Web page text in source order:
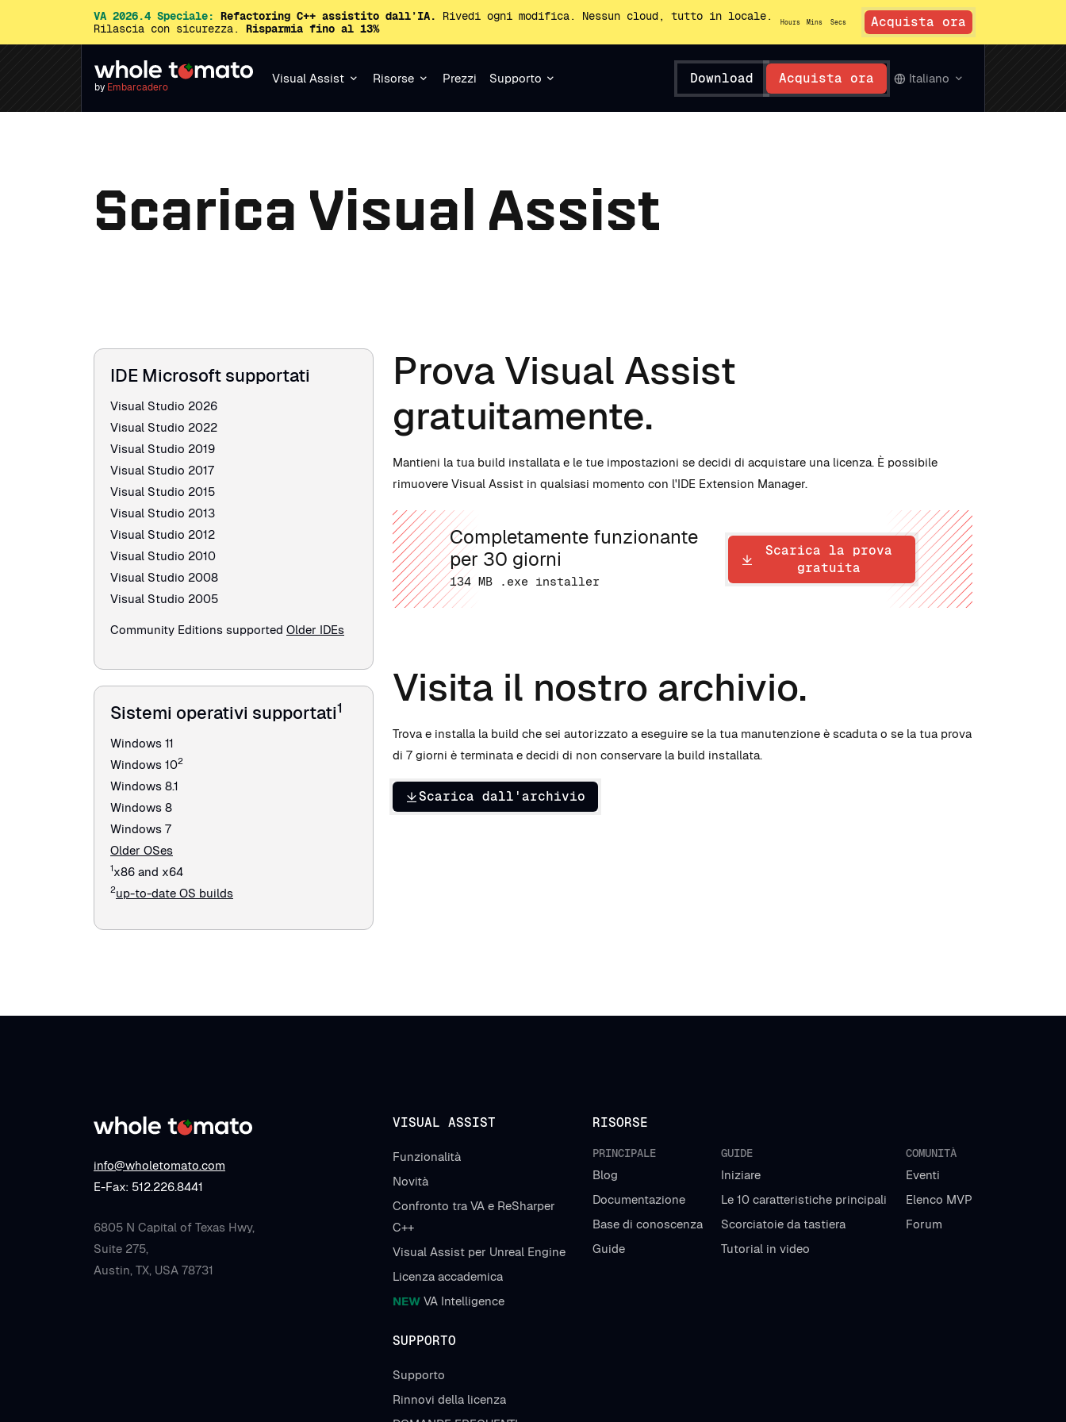
VA 2026.4 Speciale: Refactoring C++ assistito dall’IA.
Rivedi ogni modifica. Nessun cloud, tutto in locale.
Rilascia con sicurezza. Risparmia fino al 13% Hours Mins Secs Acquista ora
by Embarcadero
Visual Assist Risorse Prezzi Supporto Download Acquista ora Italiano
Scarica Visual Assist
IDE Microsoft supportati
Visual Studio 2026
Visual Studio 2022
Visual Studio 2019
Visual Studio 2017
Visual Studio 2015
Visual Studio 2013
Visual Studio 2012
Visual Studio 2010
Visual Studio 2008
Visual Studio 2005
Community Editions supported Older IDEs
Sistemi operativi supportati1
Windows 11
Windows 102
Windows 8.1
Windows 8
Windows 7
Older OSes
1x86 and x64
2up-to-date OS builds
Prova Visual Assist
gratuitamente.
Mantieni la tua build installata e le tue impostazioni se decidi di acquistare una licenza. È possibile
rimuovere Visual Assist in qualsiasi momento con l'IDE Extension Manager.
Completamente funzionante
per 30 giorni
134 MB .exe installer
Scarica la prova
gratuita
Visita il nostro archivio.
Trova e installa la build che sei autorizzato a eseguire se la tua manutenzione è scaduta o se la tua prova
di 7 giorni è terminata e decidi di non conservare la build installata.
Scarica dall'archivio
info@wholetomato.com
E-Fax: 512.226.8441
6805 N Capital of Texas Hwy,
Suite 275,
Austin, TX, USA 78731
VISUAL ASSIST
Funzionalità
Novità
Confronto tra VA e ReSharper
C++
Visual Assist per Unreal Engine
Licenza accademica
NEW VA Intelligence
RISORSE
PRINCIPALE
Blog
Documentazione
Base di conoscenza
Guide
GUIDE
Iniziare
Le 10 caratteristiche principali
Scorciatoie da tastiera
Tutorial in video
COMUNITÀ
Eventi
Elenco MVP
Forum
SUPPORTO
Supporto
Rinnovi della licenza